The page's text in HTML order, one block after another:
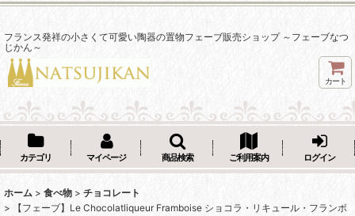
フランス発祥の小さくて可愛い陶器の置物フェーブ販売ショップ ～フェーブなつ
じかん～
カート
カテゴリ マイページ 商品検索 ご利用案内 ログイン
ホーム > 食べ物 > チョコレート
>
【フェーブ】Le Chocolatliqueur Framboise ショコラ・リキュール・フランボ